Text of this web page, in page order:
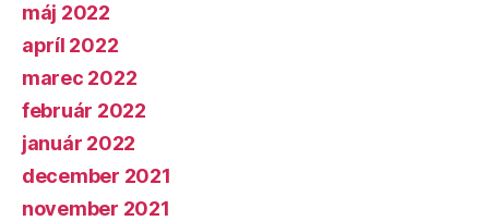
máj 2022
apríl 2022
marec 2022
február 2022
január 2022
december 2021
november 2021